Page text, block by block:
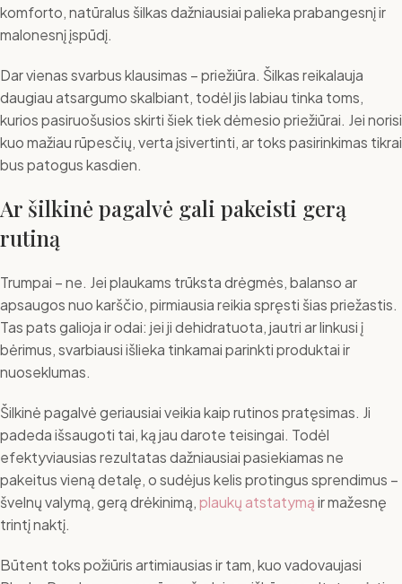
komforto, natūralus šilkas dažniausiai palieka prabangesnį ir
malonesnį įspūdį.
Dar vienas svarbus klausimas – priežiūra. Šilkas reikalauja
daugiau atsargumo skalbiant, todėl jis labiau tinka toms,
kurios pasiruošusios skirti šiek tiek dėmesio priežiūrai. Jei norisi
kuo mažiau rūpesčių, verta įsivertinti, ar toks pasirinkimas tikrai
bus patogus kasdien.
Ar šilkinė pagalvė gali pakeisti gerą
rutiną
Trumpai – ne. Jei plaukams trūksta drėgmės, balanso ar
apsaugos nuo karščio, pirmiausia reikia spręsti šias priežastis.
Tas pats galioja ir odai: jei ji dehidratuota, jautri ar linkusi į
bėrimus, svarbiausi išlieka tinkamai parinkti produktai ir
nuoseklumas.
Šilkinė pagalvė geriausiai veikia kaip rutinos pratęsimas. Ji
padeda išsaugoti tai, ką jau darote teisingai. Todėl
efektyviausias rezultatas dažniausiai pasiekiamas ne
pakeitus vieną detalę, o sudėjus kelis protingus sprendimus –
švelnų valymą, gerą drėkinimą,plaukų atstatymąir mažesnę
trintį naktį.
Būtent toks požiūris artimiausias ir tam, kuo vadovaujasi